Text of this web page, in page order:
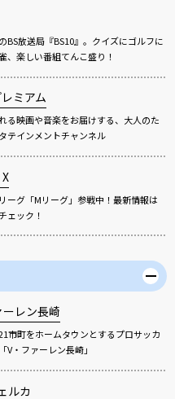
BS放送局『BS10』。クイズにゴルフに
、楽しい番組てんこ盛り！
ミアム
る映画や音楽をお届けする、大人のた
テインメントチャンネル
ーグ「Mリーグ」参戦中！最新情報は
ェック！
ーレン長崎
市町をホームタウンとするプロサッカ
V・ファーレン長崎」
ルカ